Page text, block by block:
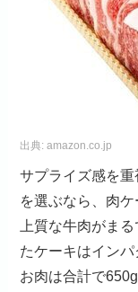
出典:amazon.co.jp
サプライズ感を
を選ぶなら、肉ケ
上質な牛肉がま
たケーキはインパ
お肉は合計で